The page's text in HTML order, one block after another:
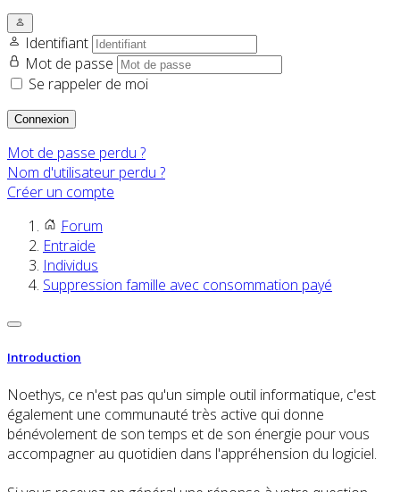
Identifiant
Mot de passe
Se rappeler de moi
Connexion
Mot de passe perdu ?
Nom d'utilisateur perdu ?
Créer un compte
Forum
Entraide
Individus
Suppression famille avec consommation payé
Introduction
Noethys, ce n'est pas qu'un simple outil informatique, c'est
également une communauté très active qui donne
bénévolement de son temps et de son énergie pour vous
accompagner au quotidien dans l'appréhension du logiciel.